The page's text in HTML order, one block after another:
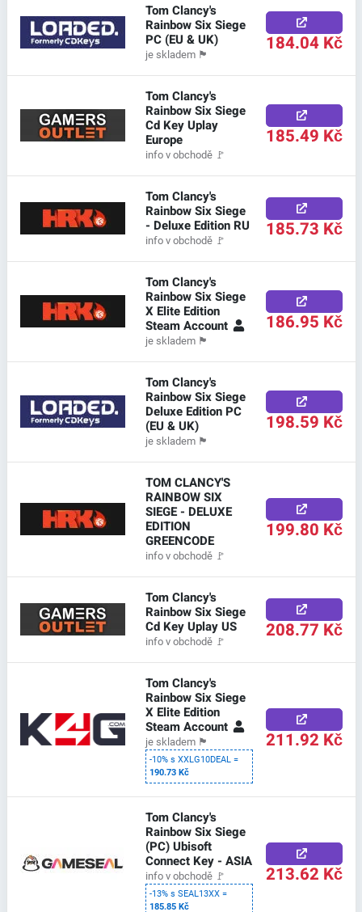
Tom Clancy's
Rainbow Six Siege
PC (EU & UK)
je skladem 🏴 184.04 Kč
Tom Clancy's
Rainbow Six Siege
Cd Key Uplay
Europe
info v obchodě 🚩
185.49 Kč
Tom Clancy's
Rainbow Six Siege
- Deluxe Edition RU
info v obchodě 🚩 185.73 Kč
Tom Clancy's
Rainbow Six Siege
X Elite Edition
Steam Account
je skladem 🏴
186.95 Kč
Tom Clancy's
Rainbow Six Siege
Deluxe Edition PC
(EU & UK)
je skladem 🏴
198.59 Kč
TOM CLANCY'S
RAINBOW SIX
SIEGE - DELUXE
EDITION
GREENCODE
info v obchodě 🚩
199.80 Kč
Tom Clancy's
Rainbow Six Siege
Cd Key Uplay US
info v obchodě 🚩 208.77 Kč
Tom Clancy's
Rainbow Six Siege
X Elite Edition
Steam Account
je skladem 🏴
-10% s XXLG10DEAL =
190.73 Kč
211.92 Kč
Tom Clancy's
Rainbow Six Siege
(PC) Ubisoft
Connect Key - ASIA
info v obchodě 🚩
-13% s SEAL13XX =
185.85 Kč
213.62 Kč